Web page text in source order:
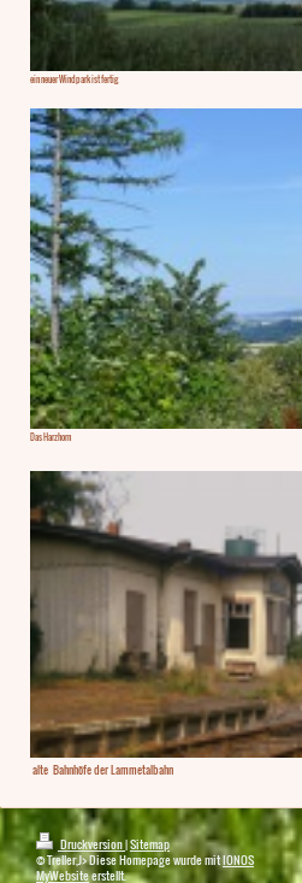
ein neuer Windpark ist fertig
Das Harzhorn
alte Bahnhöfe der Lammetalbahn
Druckversion|Sitemap
© Treller,J> Diese Homepage wurde mitIONOS
MyWebsiteerstellt.